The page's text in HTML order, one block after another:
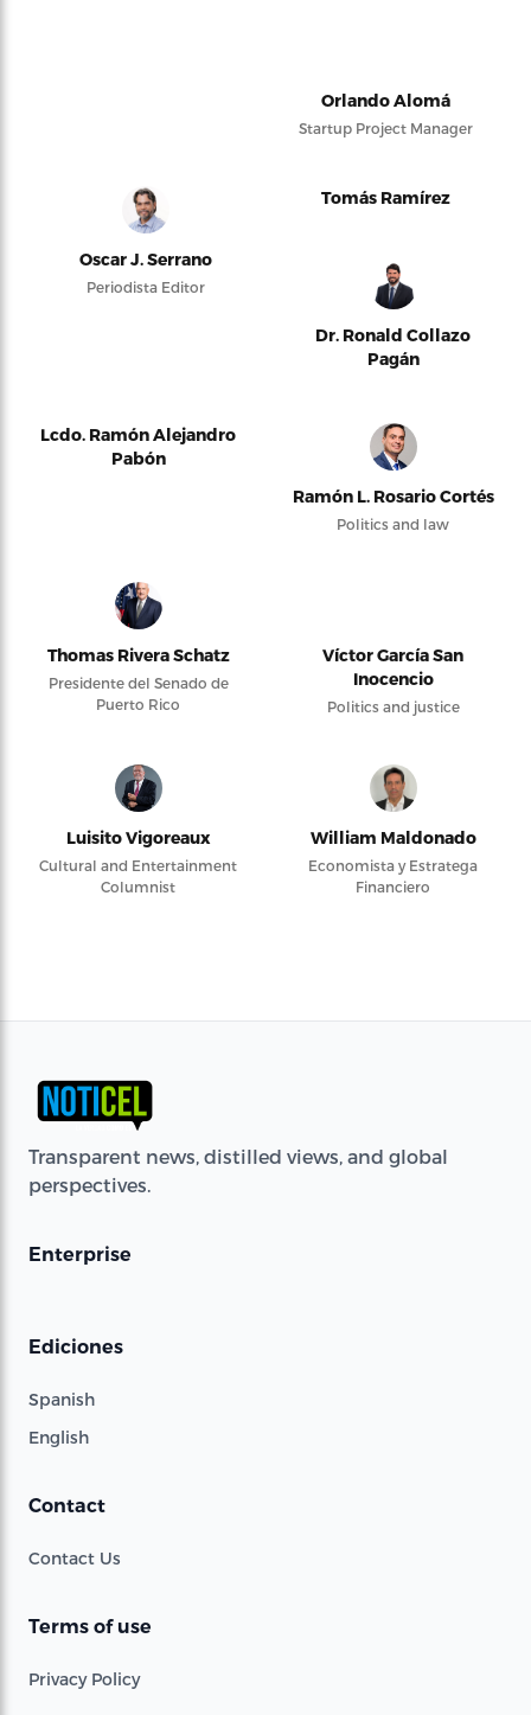
Orlando Alomá
Startup Project Manager
Oscar J. Serrano
Periodista Editor
Tomás Ramírez
Dr. Ronald Collazo
Pagán
Lcdo. Ramón Alejandro
Pabón
Ramón L. Rosario Cortés
Politics and law
Thomas Rivera Schatz
Presidente del Senado de
Puerto Rico
Víctor García San
Inocencio
Politics and justice
Luisito Vigoreaux
Cultural and Entertainment
Columnist
William Maldonado
Economista y Estratega
Financiero
Transparent news, distilled views, and global
perspectives.
Enterprise
Ediciones
Spanish
English
Contact
Contact Us
Terms of use
Privacy Policy